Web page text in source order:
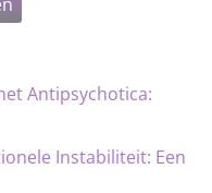
Antipsychotica:
Instabiliteit: Een